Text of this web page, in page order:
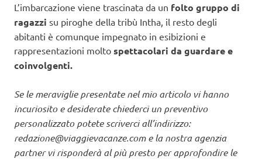
L’imbarcazione viene trascinata da un folto gruppo di
ragazzi su piroghe della tribù Intha, il resto degli
abitanti è comunque impegnato in esibizioni e
rappresentazioni molto spettacolari da guardare e
coinvolgenti.
Se le meraviglie presentate nel mio articolo vi hanno
incuriosito e desiderate chiederci un preventivo
personalizzato potete scriverci all’indirizzo:
redazione@viaggievacanze.come la nostra agenzia
partner vi risponderà al più presto per approfondire le